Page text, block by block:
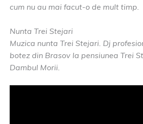
cum nu au mai facut-o de mult timp.
Nunta Trei Stejari
Muzica nunta Trei Stejari. Dj
botez din Brasov la pensiunea Trei
Dambul Morii.